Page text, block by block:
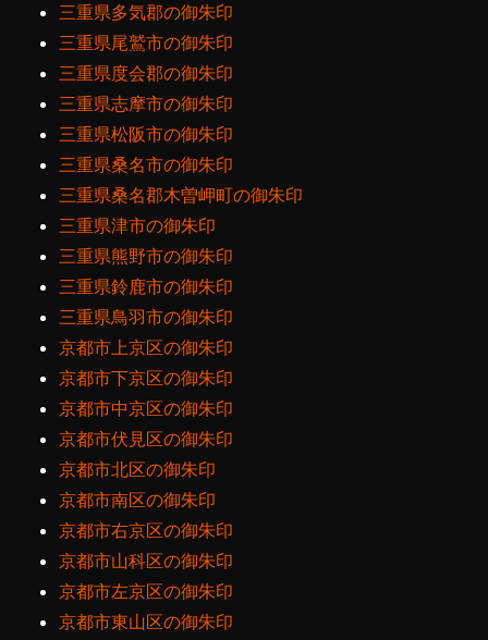
三重県多気郡の御朱印
三重県尾鷲市の御朱印
三重県度会郡の御朱印
三重県志摩市の御朱印
三重県松阪市の御朱印
三重県桑名市の御朱印
三重県桑名郡木曽岬町の御朱印
三重県津市の御朱印
三重県熊野市の御朱印
三重県鈴鹿市の御朱印
三重県鳥羽市の御朱印
京都市上京区の御朱印
京都市下京区の御朱印
京都市中京区の御朱印
京都市伏見区の御朱印
京都市北区の御朱印
京都市南区の御朱印
京都市右京区の御朱印
京都市山科区の御朱印
京都市左京区の御朱印
京都市東山区の御朱印